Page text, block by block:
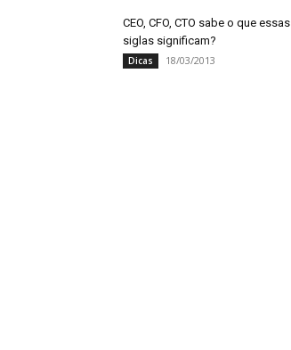
CEO, CFO, CTO sabe o que essas
siglas significam?
Dicas 18/03/2013